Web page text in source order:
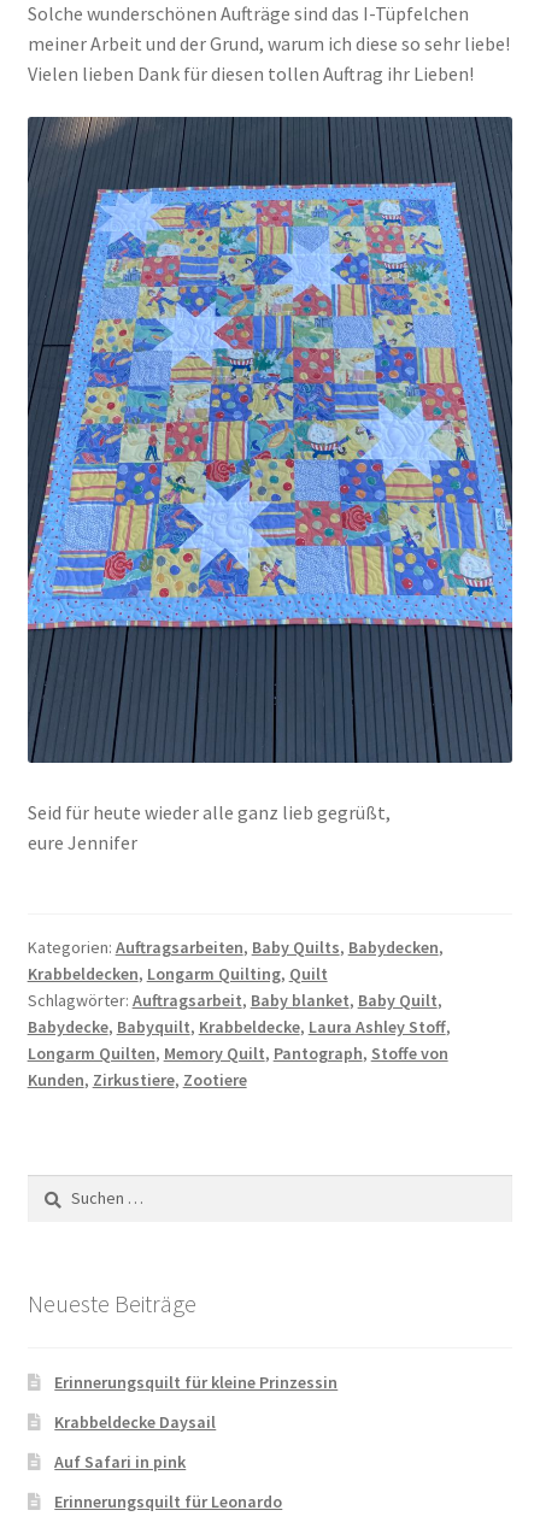
Solche wunderschönen Aufträge sind das I-Tüpfelchen
meiner Arbeit und der Grund, warum ich diese so sehr liebe!
Vielen lieben Dank für diesen tollen Auftrag ihr Lieben!
Seid für heute wieder alle ganz lieb gegrüßt,
eure Jennifer
Kategorien: Auftragsarbeiten, Baby Quilts, Babydecken,
Krabbeldecken, Longarm Quilting, Quilt
Schlagwörter: Auftragsarbeit, Baby blanket, Baby Quilt,
Babydecke, Babyquilt, Krabbeldecke, Laura Ashley Stoff,
Longarm Quilten, Memory Quilt, Pantograph, Stoffe von
Kunden, Zirkustiere, Zootiere
nach:
Neueste Beiträge
Erinnerungsquilt für kleine Prinzessin
Krabbeldecke Daysail
Auf Safari in pink
Erinnerungsquilt für Leonardo